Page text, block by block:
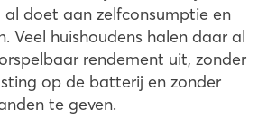
al doet aan zelfconsumptie en
Veel huishoudens halen daar al
rendement uit, zonder
op de batterij en zonder
te geven.